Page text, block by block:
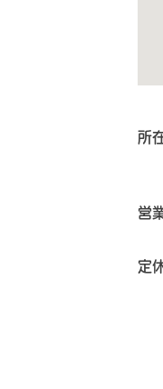
所
営
定